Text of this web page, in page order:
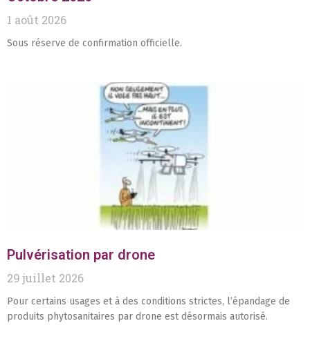
1 août 2026
Sous réserve de confirmation officielle.
Pulvérisation par drone
29 juillet 2026
Pour certains usages et à des conditions strictes, l’épandage de
produits phytosanitaires par drone est désormais autorisé.